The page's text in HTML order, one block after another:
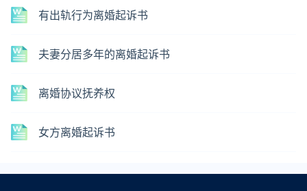
有出轨行为离婚起诉书
夫妻分居多年的离婚起诉书
离婚协议抚养权
女方离婚起诉书